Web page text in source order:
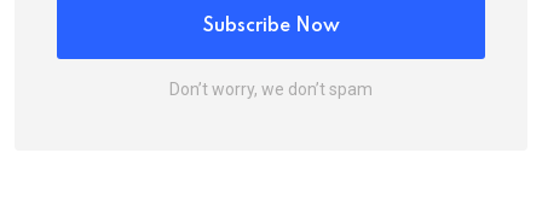
Subscribe Now
Don’t worry, we don’t spam